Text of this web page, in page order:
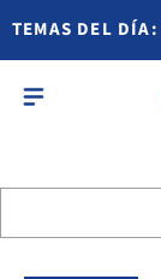
TEMAS DEL DÍA: